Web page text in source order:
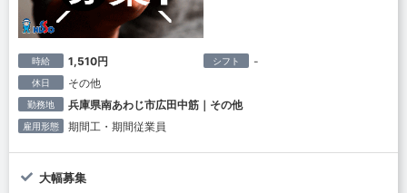
時給 1,510円 シフト -
休日 その他
勤務地 兵庫県南あわじ市広田中筋｜その他
雇用形態 期間工・期間従業員
大幅募集